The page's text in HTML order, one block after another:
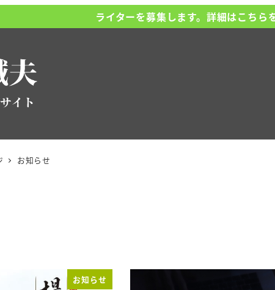
ライターを募集します。詳細はこちら
お知らせ
お知らせ